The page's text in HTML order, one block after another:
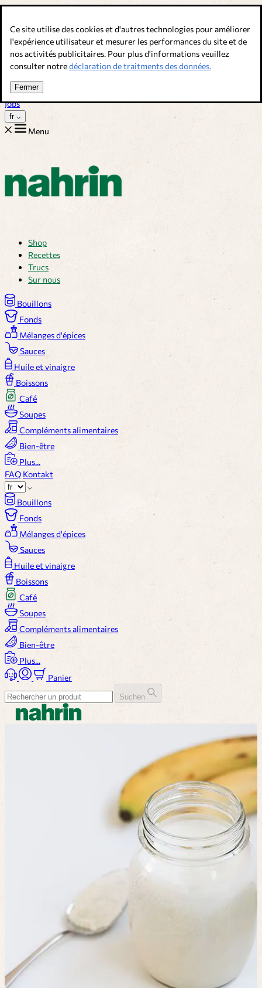
Ce site utilise des cookies et d'autres technologies pour améliorer
l'expérience utilisateur et mesurer les performances du site et de
nos activités publicitaires. Pour plus d'informations veuillez
consulter notredéclaration de traitments des données.
Fermer
Bouillons, épices & compléments alimentaires. Qualité suisse.
Service client
Recettes
Trucs
Sur nous
Jobs
fr
Menu
Shop
Recettes
Trucs
Sur nous
Bouillons
Fonds
Mélanges d'épices
Sauces
Huile et vinaigre
Boissons
Café
Soupes
Compléments alimentaires
Bien-être
Plus...
FAQ Kontakt
Bouillons
Fonds
Mélanges d'épices
Sauces
Huile et vinaigre
Boissons
Café
Soupes
Compléments alimentaires
Bien-être
Plus...
Panier
Suchen